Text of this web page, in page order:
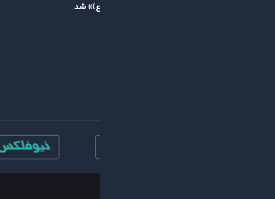
مسعود یوسف، بهترین بازیکن تورنمنت «مشهدالرضا(ع)» شد